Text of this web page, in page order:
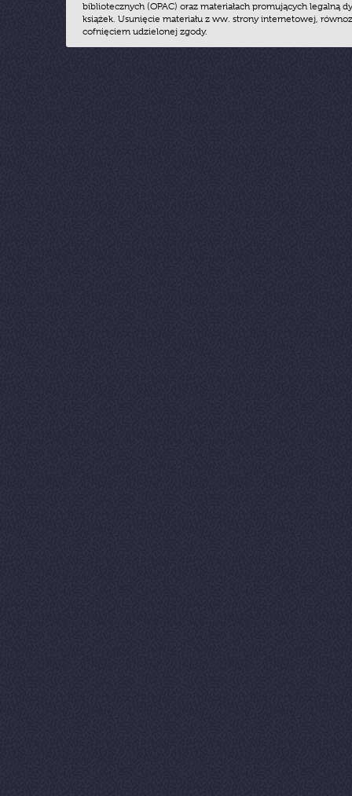
bibliotecznych (OPAC) oraz materiałach promujących legalną
książek. Usunięcie materiału z ww. strony internetowej,
cofnięciem udzielonej zgody.